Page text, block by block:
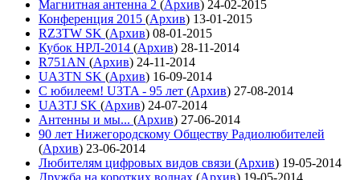
Магнитная антенна 2 (Архив) 24-02-2015
Конференция 2015 (Архив) 13-01-2015
RZ3TW SK (Архив) 08-01-2015
Кубок НРЛ-2014 (Архив) 28-11-2014
R751AN (Архив) 24-11-2014
UA3TN SK (Архив) 16-09-2014
С юбилеем! U3TA - 95 лет (Архив) 27-08-2014
UA3TJ SK (Архив) 24-07-2014
Антенны и мы... (Архив) 27-06-2014
90 лет Нижегородскому Обществу Радиолюбителей
(Архив) 23-06-2014
Любителям цифровых видов связи (Архив) 19-05-2014
Дружба на коротких волнах (Архив) 19-05-2014